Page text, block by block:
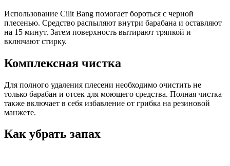
Использование Cilit Bang помогает бороться с черной
плесенью. Средство распыляют внутри барабана и оставляют
на 15 минут. Затем поверхность вытирают тряпкой и
включают стирку.
Комплексная чистка
Для полного удаления плесени необходимо очистить не
только барабан и отсек для моющего средства. Полная чистка
также включает в себя избавление от грибка на резиновой
манжете.
Как убрать запах